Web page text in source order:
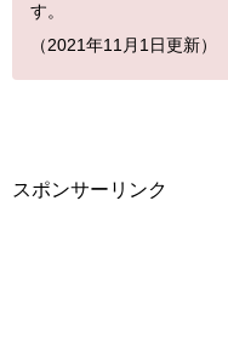
す。
（2021年11月1日更新）
スポンサーリンク